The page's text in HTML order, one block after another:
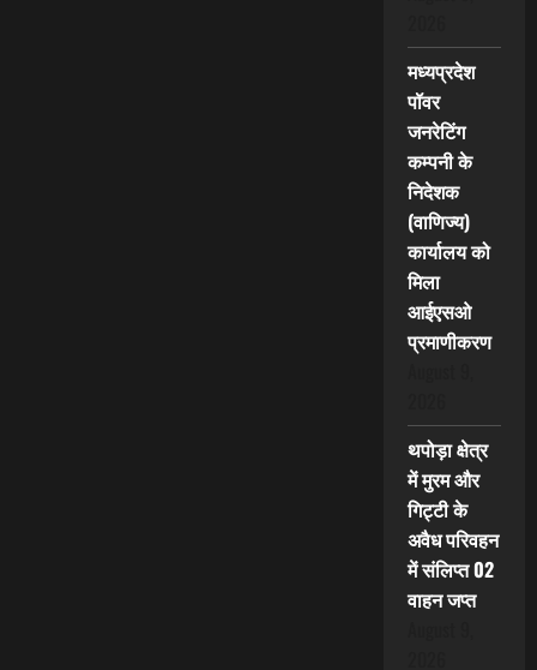
मध्यप्रदेश
पॉवर
जनरेटिंग
कम्पनी के
निदेशक
(वाणिज्य)
कार्यालय को
मिला
आईएसओ
प्रमाणीकरण
थपोड़ा क्षेत्र
में मुरम और
गिट्टी के
अवैध परिवहन
में संलिप्त 02
वाहन जप्त